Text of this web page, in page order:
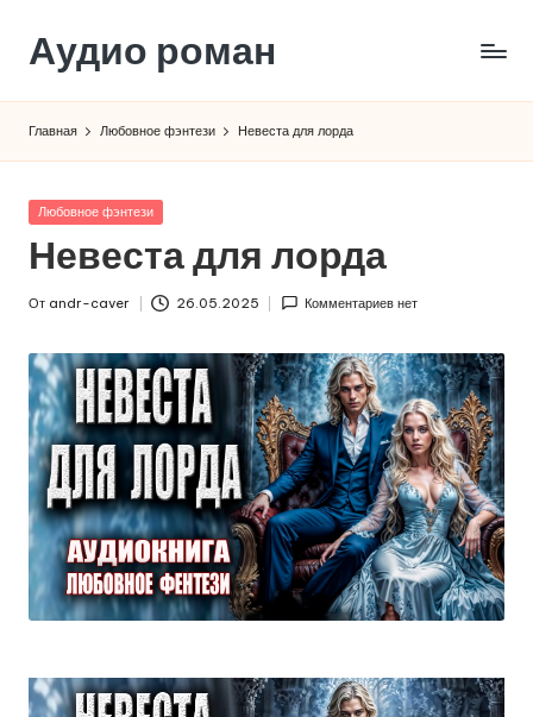
Перейти
содержимому
Аудио роман
Главная Любовное фэнтези Невеста для лорда
Опубликовано
Любовное фэнтези
Невеста для лорда
От andr-caver 26.05.2025 Комментариев нет